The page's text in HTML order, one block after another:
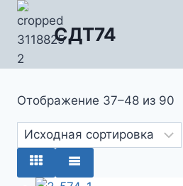
Перейти
содержимому
СДТ74
Отображение 37–48 из 90